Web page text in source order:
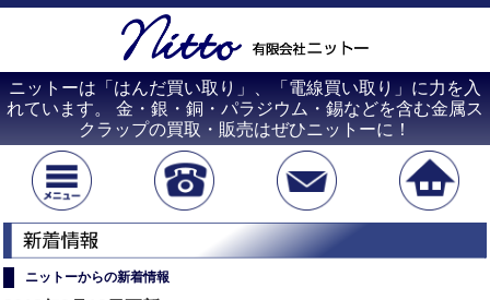
ニットーは「はんだ買い取り」、「電線買い取り」に力を入
れています。 金・銀・銅・パラジウム・錫などを含む金属ス
クラップの買取・販売はぜひニットーに！
ニットーからの新着情報